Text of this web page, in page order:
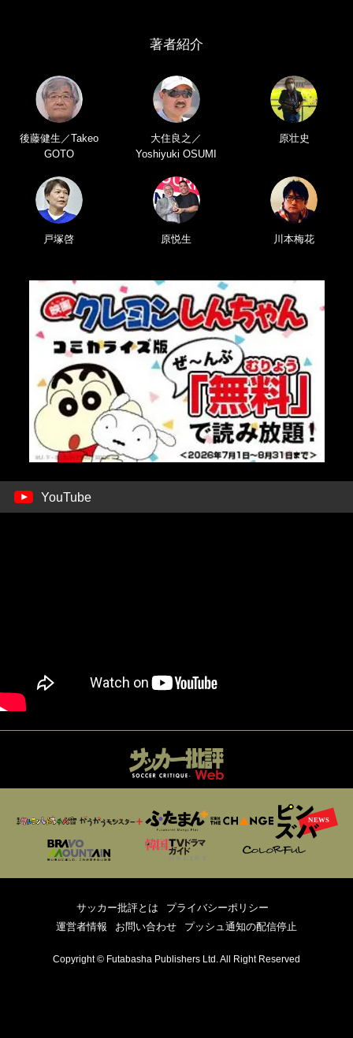
著者紹介
後藤健生／Takeo
GOTO
大住良之／
Yoshiyuki OSUMI
原壮史
戸塚啓 原悦生 川本梅花
YouTube
サッカー批評とは
プライバシーポリシー
運営者情報
お問い合わせ プッシュ通知の配信停止
Copyright © Futabasha Publishers Ltd. All Right Reserved